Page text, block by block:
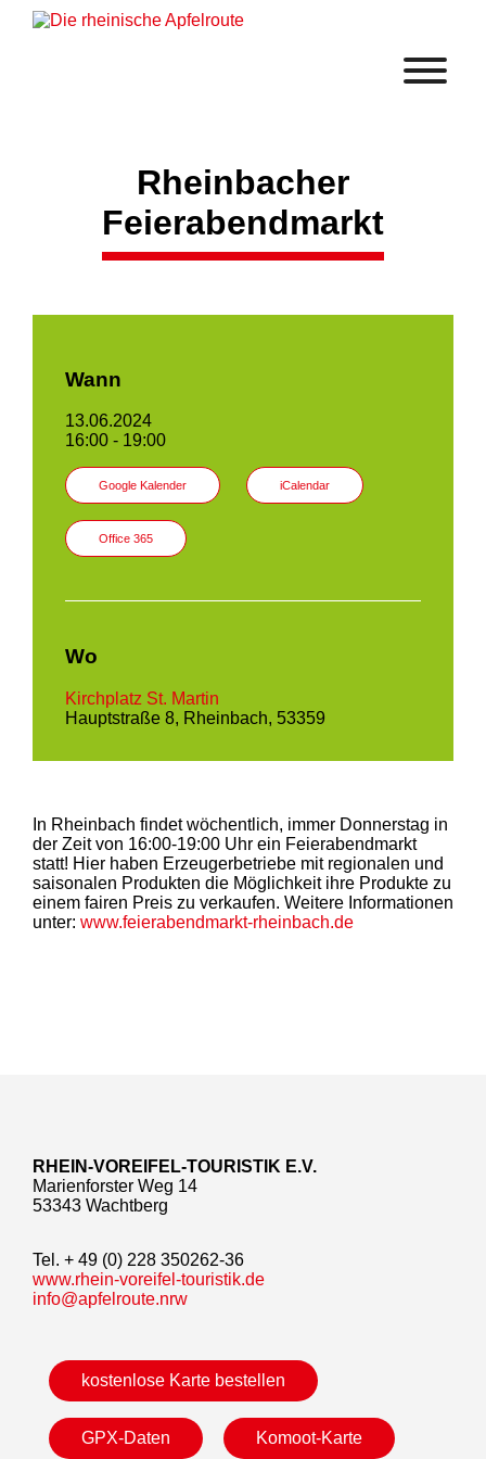
Rheinbacher
Feierabendmarkt
Wann
13.06.2024
16:00 - 19:00
Google Kalender iCalendar
Office 365
Wo
Kirchplatz St. Martin
Hauptstraße 8, Rheinbach, 53359
In Rheinbach findet wöchentlich, immer Donnerstag in
der Zeit von 16:00-19:00 Uhr ein Feierabendmarkt
statt! Hier haben Erzeugerbetriebe mit regionalen und
saisonalen Produkten die Möglichkeit ihre Produkte zu
einem fairen Preis zu verkaufen. Weitere Informationen
unter: www.feierabendmarkt-rheinbach.de
RHEIN-VOREIFEL-TOURISTIK E.V.
Marienforster Weg 14
53343 Wachtberg
Tel. + 49 (0) 228 350262-36
www.rhein-voreifel-touristik.de
info@apfelroute.nrw
kostenlose Karte bestellen
GPX-Daten Komoot-Karte